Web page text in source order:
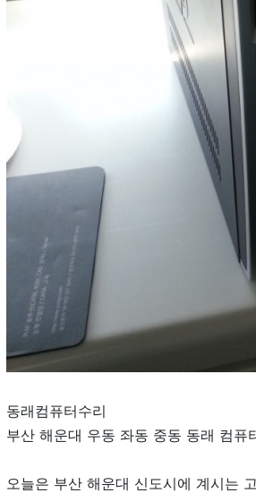
동래컴퓨터수리
부산 해운대 우동 좌동 중동 동래 컴퓨
오늘은 부산 해운대 신도시에 계시는